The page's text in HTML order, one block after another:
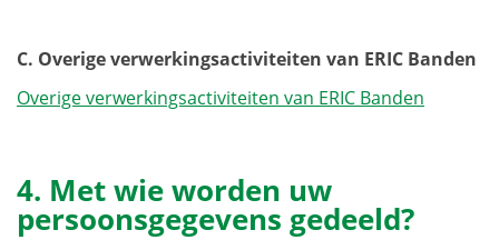
C. Overige verwerkingsactiviteiten van ERIC Banden
Overige verwerkingsactiviteiten van ERIC Banden
4. Met wie worden uw
persoonsgegevens gedeeld?